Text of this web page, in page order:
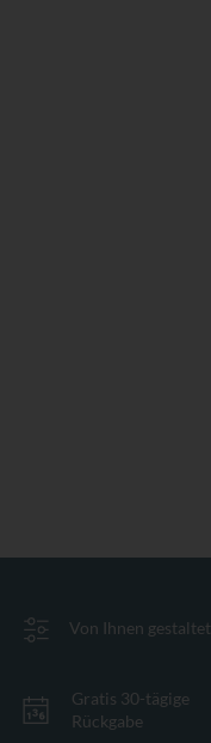
Von Ihnen gestaltet
Gratis 30-tägige
Rückgabe